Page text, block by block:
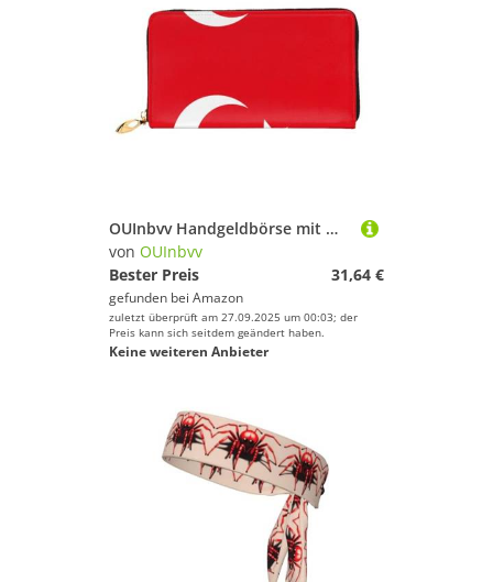
zu bieten hat. Wenn Du dort nicht findest, was
Du suchst, stöbere doch einfach ja nach Deiner
Sportart in der jeweiligen Sportabteilung - wir haben
für fast jeden Sport ein breites Angebot - vom
bis hin zuFitness
. In jedem
Fall wünschen wir Dir viel Spaß und Erfolg mit Deinem
OUInbvv Handgeldbörse mit Metallreißverschluss, Passbuch und Scheckhalter, weich, leicht, Design
von OUInbvv
Bester Preis
31,64 €
gefunden bei Amazon
zuletzt überprüft am 27.09.2025 um 00:03; der
Preis kann sich seitdem geändert haben.
Keine weiteren Anbieter